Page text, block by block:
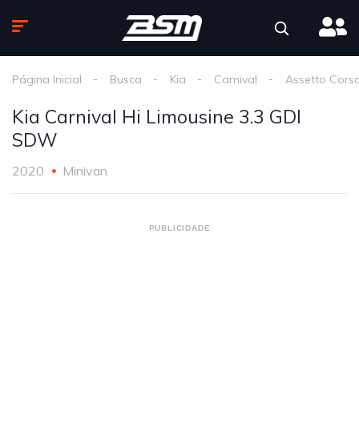
Página Inicial Busca Kia Carnival Assetto
Kia Carnival Hi Limousine 3.3 GDI
SDW
2020 Minivan
PUBLICIDADE